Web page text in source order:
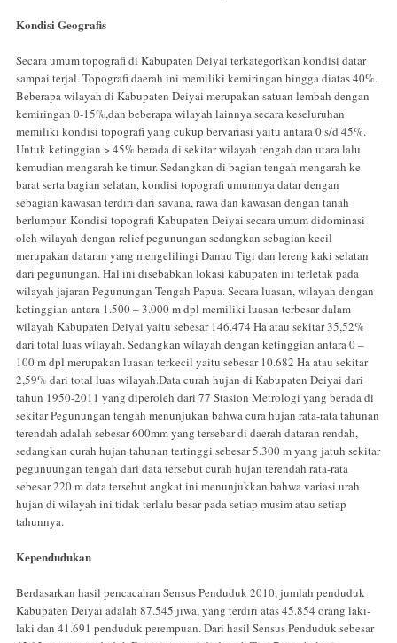
Kondisi Geografis
Secara umum topografi di Kabupaten Deiyai terkategorikan kondisi datar
sampai terjal. Topografi daerah ini memiliki kemiringan hingga diatas 40%.
Beberapa wilayah di Kabupaten Deiyai merupakan satuan lembah dengan
kemiringan 0-15%,dan beberapa wilayah lainnya secara keseluruhan
memiliki kondisi topografi yang cukup bervariasi yaitu antara 0 s/d 45%.
Untuk ketinggian > 45% berada di sekitar wilayah tengah dan utara lalu
kemudian mengarah ke timur. Sedangkan di bagian tengah mengarah ke
barat serta bagian selatan, kondisi topografi umumnya datar dengan
sebagian kawasan terdiri dari savana, rawa dan kawasan dengan tanah
berlumpur. Kondisi topografi Kabupaten Deiyai secara umum didominasi
oleh wilayah dengan relief pegunungan sedangkan sebagian kecil
merupakan dataran yang mengelilingi Danau Tigi dan lereng kaki selatan
dari pegunungan. Hal ini disebabkan lokasi kabupaten ini terletak pada
wilayah jajaran Pegunungan Tengah Papua. Secara luasan, wilayah dengan
ketinggian antara 1.500 – 3.000 m dpl memiliki luasan terbesar dalam
wilayah Kabupaten Deiyai yaitu sebesar 146.474 Ha atau sekitar 35,52%
dari total luas wilayah. Sedangkan wilayah dengan ketinggian antara 0 –
100 m dpl merupakan luasan terkecil yaitu sebesar 10.682 Ha atau sekitar
2,59% dari total luas wilayah.Data curah hujan di Kabupaten Deiyai dari
tahun 1950-2011 yang diperoleh dari 77 Stasion Metrologi yang berada di
sekitar Pegunungan tengah menunjukan bahwa cura hujan rata-rata tahunan
terendah adalah sebesar 600mm yang tersebar di daerah dataran rendah,
sedangkan curah hujan tahunan tertinggi sebesar 5.300 m yang jatuh sekitar
pegunuungan tengah dari data tersebut curah hujan terendah rata-rata
sebesar 220 m data tersebut angkat ini menunjukkan bahwa variasi urah
hujan di wilayah ini tidak terlalu besar pada setiap musim atau setiap
tahunnya.
Kependudukan
Berdasarkan hasil pencacahan Sensus Penduduk 2010, jumlah penduduk
Kabupaten Deiyai adalah 87.545 jiwa, yang terdiri atas 45.854 orang laki-
laki dan 41.691 penduduk perempuan. Dari hasil Sensus Penduduk sebesar